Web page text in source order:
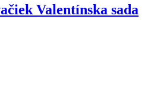
Valentínska sada